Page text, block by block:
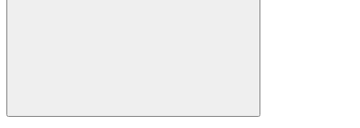
Buscar